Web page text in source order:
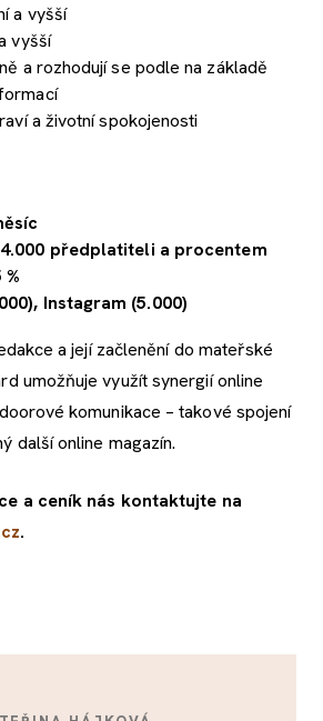
a vyšší
vyšší
a rozhodují se podle na základě
a životní spokojenosti
předplatiteli a procentem
%
Instagram (5.000)
a její začlenění do mateřské
umožňuje využít synergií online
komunikace – takové spojení
další online magazín.
a ceník nás kontaktujte na
.